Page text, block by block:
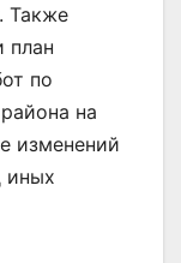
Также
план
по
на
изменений
иных